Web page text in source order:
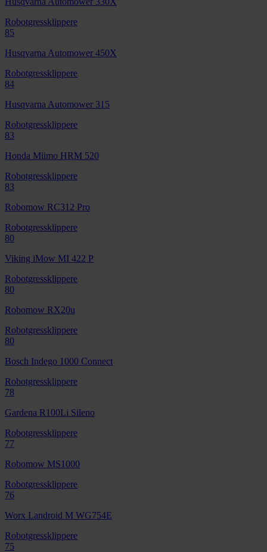
Robotgressklippere
85
Husqvarna Automower 450X
Robotgressklippere
84
Husqvarna Automower 315
Robotgressklippere
83
Honda Miimo HRM 520
Robotgressklippere
83
Robomow RC312 Pro
Robotgressklippere
80
Viking iMow MI 422 P
Robotgressklippere
80
Robomow RX20u
Robotgressklippere
80
Bosch Indego 1000 Connect
Robotgressklippere
78
Gardena R100Li Sileno
Robotgressklippere
77
Robomow MS1000
Robotgressklippere
76
Worx Landroid M WG754E
Robotgressklippere
75